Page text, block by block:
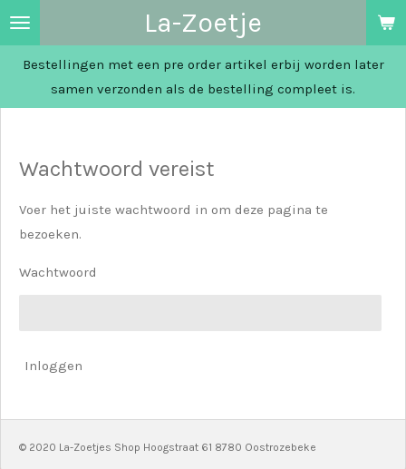
Ga
direct
naar
La-Zoetje
Bestellingen met een pre order artikel erbij worden later
samen verzonden als de bestelling compleet is.
Wachtwoord vereist
Voer het juiste wachtwoord in om deze pagina te
bezoeken.
Wachtwoord
Inloggen
© 2020 La-Zoetjes Shop Hoogstraat 61 8780 Oostrozebeke